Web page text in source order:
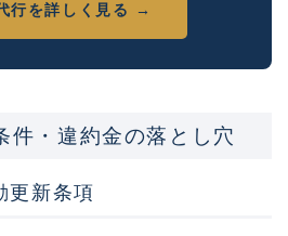
行を詳しく見る →
件・違約金の落とし穴
更新条項